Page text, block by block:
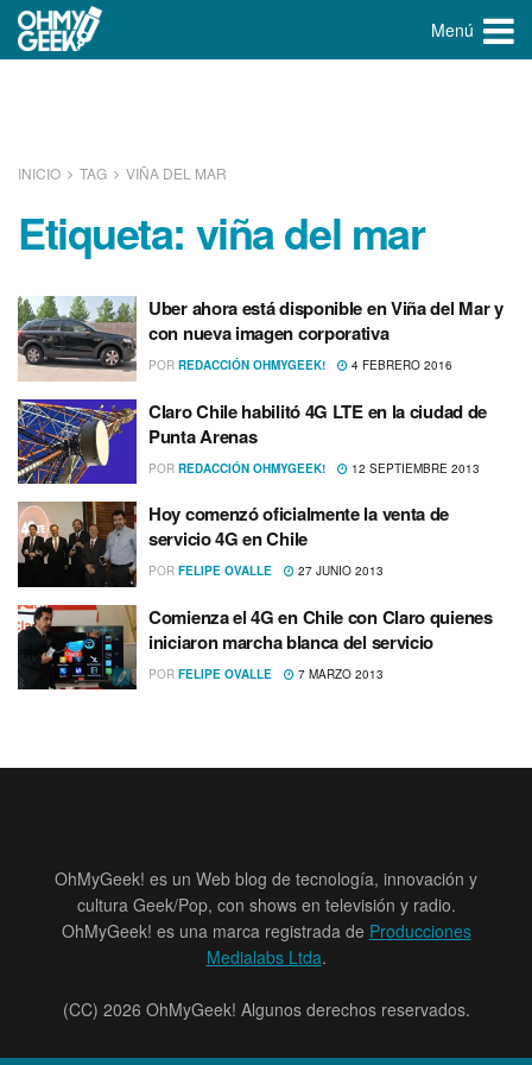
Menú
INICIO TAG VIÑA DEL MAR
Etiqueta: viña del mar
Uber ahora está disponible en Viña del Mar y
con nueva imagen corporativa
POR REDACCIÓN OHMYGEEK! 4 FEBRERO 2016
Claro Chile habilitó 4G LTE en la ciudad de
Punta Arenas
POR REDACCIÓN OHMYGEEK! 12 SEPTIEMBRE 2013
Hoy comenzó oficialmente la venta de
servicio 4G en Chile
POR FELIPE OVALLE 27 JUNIO 2013
Comienza el 4G en Chile con Claro quienes
iniciaron marcha blanca del servicio
POR FELIPE OVALLE 7 MARZO 2013
OhMyGeek! es un Web blog de tecnología, innovación y
cultura Geek/Pop, con shows en televisión y radio.
OhMyGeek! es una marca registrada de Producciones
Medialabs Ltda.
(CC) 2026 OhMyGeek! Algunos derechos reservados.